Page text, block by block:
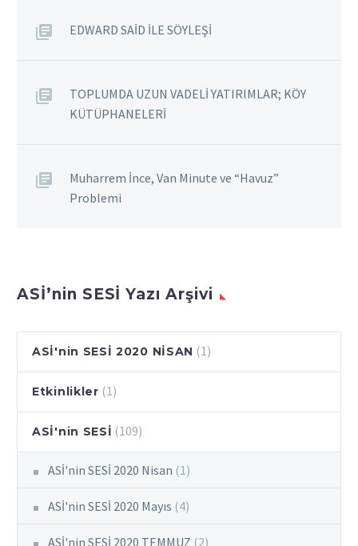
EDWARD SAİD İLE SÖYLEŞİ
TOPLUMDA UZUN VADELİ YATIRIMLAR; KÖY
KÜTÜPHANELERİ
Muharrem İnce, Van Minute ve “Havuz”
Problemi
ASİ’nin SESİ Yazı Arşivi
ASİ'nin SESİ 2020 NİSAN (1)
Etkinlikler (1)
ASİ'nin SESİ (109)
ASİ'nin SESİ 2020 Nisan (1)
ASİ'nin SESİ 2020 Mayıs (4)
ASİ'nin SESİ 2020 TEMMUZ (2)